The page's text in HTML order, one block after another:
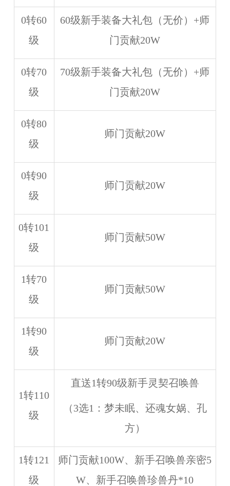
0转60
级
60级新手装备大礼包（无价）+师
门贡献20W
0转70
级
70级新手装备大礼包（无价）+师
门贡献20W
0转80
级
师门贡献20W
0转90
级
师门贡献20W
0转101
级
师门贡献50W
1转70
级
师门贡献50W
1转90
级
师门贡献20W
1转110
级
直送1转90级新手灵契召唤兽
（3选1：梦未眠、还魂女娲、孔
方）
1转121
级
师门贡献100W、新手召唤兽亲密5
W、新手召唤兽珍兽丹*10